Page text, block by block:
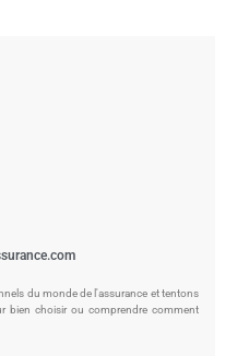
du monde de l'assurance et tentons
bien choisir ou comprendre comment